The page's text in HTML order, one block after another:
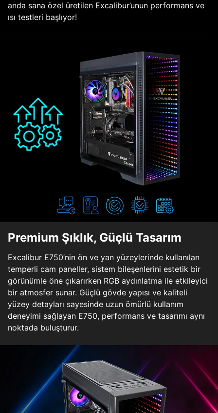
anda sana özel üretilen Excalibur’unun performans ve
ısı testleri başlıyor!
Premium Şıklık, Güçlü Tasarım
Excalibur E750’nin ön ve yan yüzeylerinde kullanılan
temperli cam paneller, sistem bileşenlerini estetik bir
görünümle öne çıkarırken RGB aydınlatma ile etkileyici
bir atmosfer sunar. Güçlü gövde yapısı ve kaliteli
yüzey detayları sayesinde uzun ömürlü kullanım
deneyimi sağlayan E750, performans ve tasarımı aynı
noktada buluşturur.